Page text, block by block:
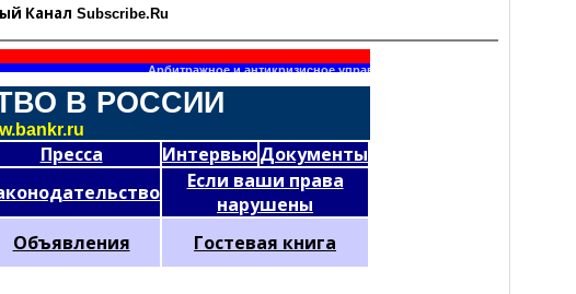
Канал Subscribe.Ru
Арбитражное и антикризисное управление на страницах интернет-
В РОССИИ
Пресса ИнтервьюДокументы
Если ваши права
нарушены
Объявления Гостевая книга